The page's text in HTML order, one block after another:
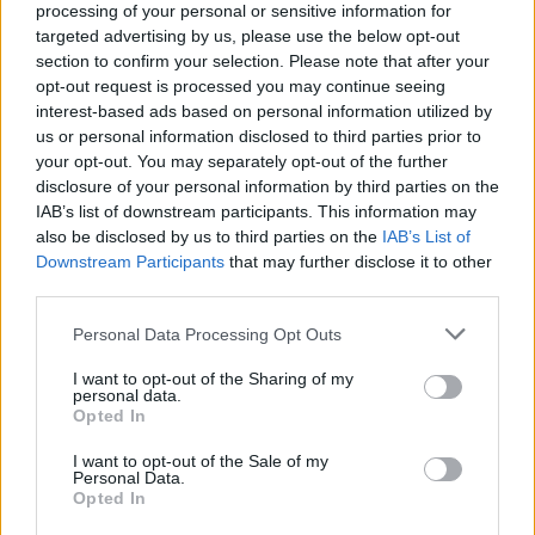
processing of your personal or sensitive information for
targeted advertising by us, please use the below opt-out
section to confirm your selection. Please note that after your
opt-out request is processed you may continue seeing
interest-based ads based on personal information utilized by
us or personal information disclosed to third parties prior to
your opt-out. You may separately opt-out of the further
disclosure of your personal information by third parties on the
IAB’s list of downstream participants. This information may
also be disclosed by us to third parties on the IAB’s List of
Downstream Participants that may further disclose it to other
Please note that this website/app uses one or more Google
not limited to your visit or usage behaviour. You may click to
grant or deny consent to Google and its third-party tags to
use your data for below specified purposes in below Google
consent section.
Personal Data Processing Opt Outs
I want to opt-out of the Sharing of my
personal data.
Opted In
I want to opt-out of the Sale of my
Personal Data.
Opted In
όμβρους και βελτίωση από το απόγευμα. Στις
υπόλοιπες περιοχές λίγες νεφώσεις πρόσκαιρα
αυξημένες το μεσημέρι – απόγευμα, κυρίως στα
ορεινά.
Άνεμοι: Από βόρειες διευθύνσεις 3 με 5
μποφόρ.
Θερμοκρασία: Έως 27 βαθμούς Κελσίου. Στη
δυτική Μακεδονία έως 22 βαθμούς Κελσίου.
Καιρός: Σχεδόν αίθριος. Τις μεσημβρινές και
απογευματινές ώρες στα ηπειρωτικά ορεινά θα
αναπτυχθούν νεφώσεις και πιθανώς να
εκδηλωθούν τοπικοί όμβροι.